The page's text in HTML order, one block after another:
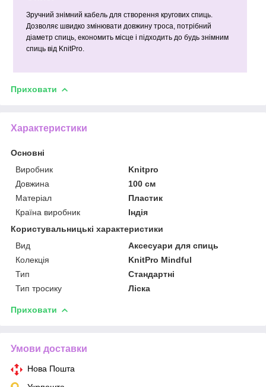
Зручний знімний кабель для створення кругових спиць.
Дозволяє швидко змінювати довжину троса, потрібний
діаметр спиць, економить місце і підходить до будь знімним
спиць від KnitPro.
Приховати
Характеристики
Основні
Виробник
Knitpro
Довжина
100 см
Матеріал
Пластик
Країна виробник
Індія
Користувальницькі характеристики
Вид
Аксесуари для спиць
Колекція
KnitPro Mindful
Тип
Стандартні
Тип тросику
Ліска
Приховати
Умови доставки
Нова Пошта